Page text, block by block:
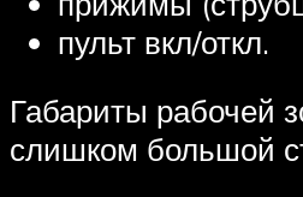
пульт вкл/откл.
Габариты рабочей
слишком большой